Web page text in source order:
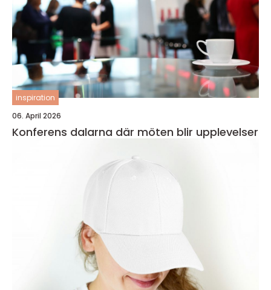
inspiration
06. April 2026
Konferens dalarna där möten blir upplevelser